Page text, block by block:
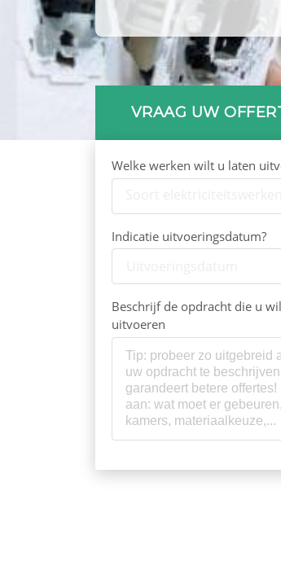
VRAAG UW
Welke werken wilt u laten
Indicatie uitvoeringsdatum?
Beschrijf de opdracht die u
uitvoeren